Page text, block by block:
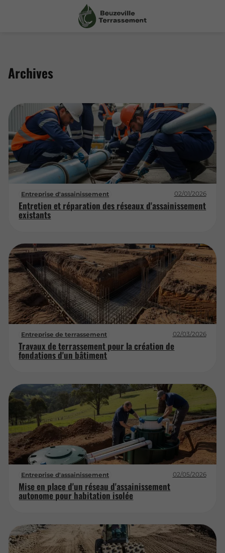
Archives
Entreprise d'assainissement 02/01/2026
Entretien et réparation des réseaux d'assainissement
existants
Entreprise de terrassement 02/03/2026
Travaux de terrassement pour la création de
fondations d'un bâtiment
Entreprise d'assainissement 02/05/2026
Mise en place d'un réseau d'assainissement
autonome pour habitation isolée